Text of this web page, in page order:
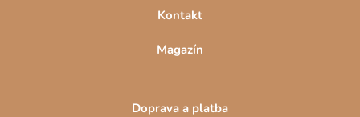
Kontakt
Magazín
Doprava a platba